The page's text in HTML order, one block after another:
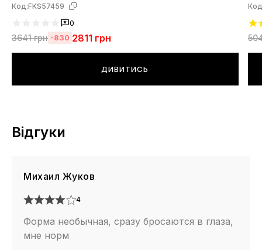
Код:FKS57459
0
3641грн -830 2811 грн
ДИВИТИСЬ
Відгуки
Михаил Жуков
4
Форма необычная, сразу бросаются в глаза,
мне норм